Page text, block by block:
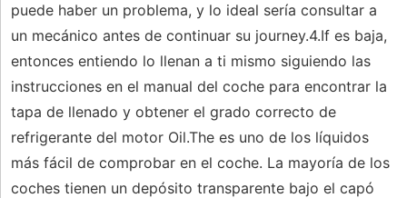
puede haber un problema, y ​​lo ideal sería consultar a
un mecánico antes de continuar su journey.4.If es baja,
entonces entiendo lo llenan a ti mismo siguiendo las
instrucciones en el manual del coche para encontrar la
tapa de llenado y obtener el grado correcto de
refrigerante del motor Oil.The es uno de los líquidos
más fácil de comprobar en el coche. La mayoría de los
coches tienen un depósito transparente bajo el capó